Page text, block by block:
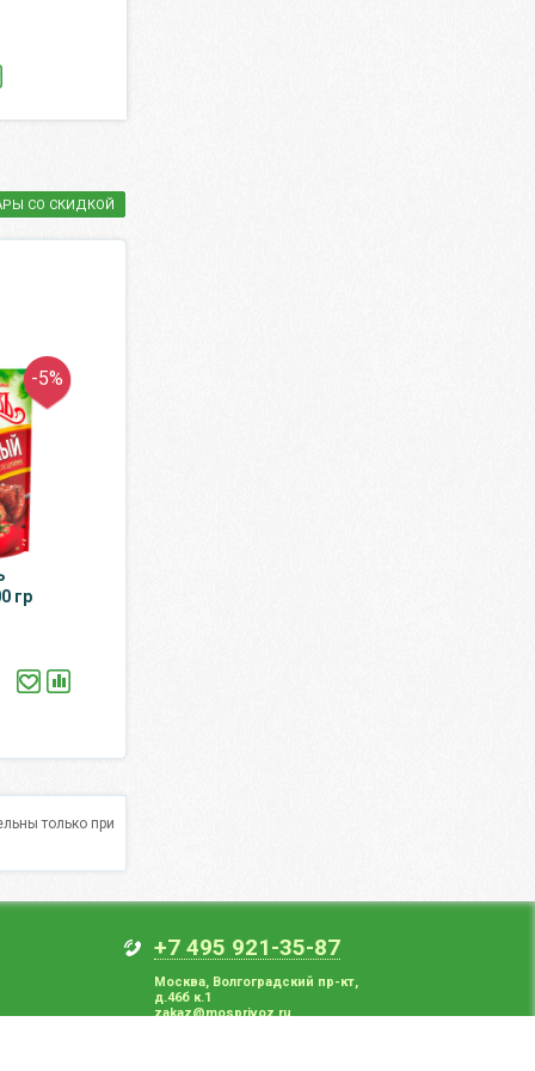
СО СКИДКОЙ
-5%
гр
только при
+7 495 921-35-87
Москва, Волгоградский пр-кт,
д.46б к.1
zakaz@mosprivoz.ru